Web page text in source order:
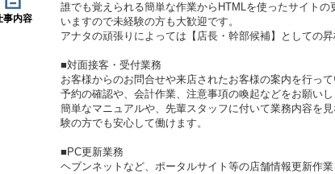
事内容
誰でも覚えられる簡単な作業からHTMLを使ったサイト
いますので未経験の方も大歓迎です。
アナタの頑張りによっては【店長・幹部候補】としての昇
■対面接客・受付業務
お客様からのお問合せや来店されたお客様の案内を行って
予約の確認や、会計作業、注意事項の喚起などをお願いし
簡単なマニュアルや、先輩スタッフに付いて業務内容を
験の方でも安心して働けます。
■PC更新業務
ヘブンネットなど、ポータルサイト等の店舗情報更新作業